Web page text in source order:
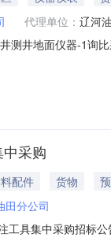
代理单位： 辽河
测井地面仪器-1询
附件.xls
采购
配件 货物
田分公司
工具集中采购招标